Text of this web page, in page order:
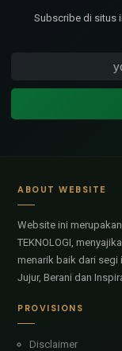
Subscribe di situs
ABOUT WEBSITE
Website ini
TEKNOLOGI,
menarik baik dari segi
Jujur, Berani dan
PROVISIONS
Disclaimer